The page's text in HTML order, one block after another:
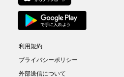
利用規約
プライバシーポリシー
外部送信について